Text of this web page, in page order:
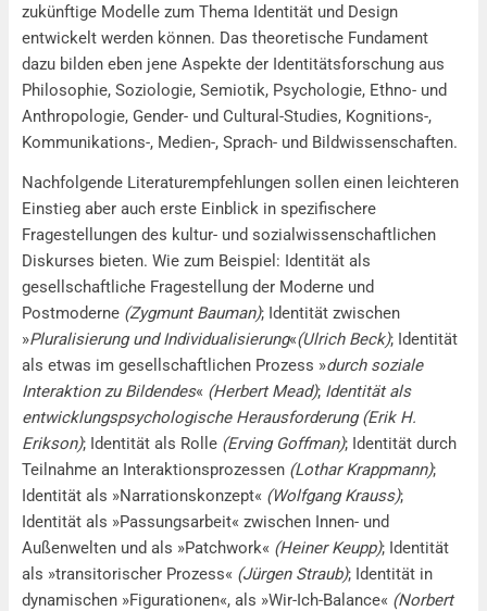
zukünftige Modelle zum Thema Identität und Design
entwickelt werden können. Das theoretische Fundament
dazu bilden eben jene Aspekte der Identitätsforschung aus
Philosophie, Soziologie, Semiotik, Psychologie, Ethno- und
Anthropologie, Gender- und Cultural-Studies, Kognitions-,
Kommunikations-, Medien-, Sprach- und Bildwissenschaften.
Nachfolgende Literaturempfehlungen sollen einen leichteren
Einstieg aber auch erste Einblick in spezifischere
Fragestellungen des kultur- und sozialwissenschaftlichen
Diskurses bieten. Wie zum Beispiel: Identität als
gesellschaftliche Fragestellung der Moderne und
Postmoderne (Zygmunt Bauman); Identität zwischen
»Pluralisierung und Individualisierung«(Ulrich Beck); Identität
als etwas im gesellschaftlichen Prozess »durch soziale
Interaktion zu Bildendes« (Herbert Mead); Identität als
entwicklungspsychologische Herausforderung (Erik H.
Erikson); Identität als Rolle (Erving Goffman); Identität durch
Teilnahme an Interaktionsprozessen (Lothar Krappmann);
Identität als »Narrationskonzept« (Wolfgang Krauss);
Identität als »Passungsarbeit« zwischen Innen- und
Außenwelten und als »Patchwork« (Heiner Keupp); Identität
als »transitorischer Prozess« (Jürgen Straub); Identität in
dynamischen »Figurationen«, als »Wir-Ich-Balance« (Norbert